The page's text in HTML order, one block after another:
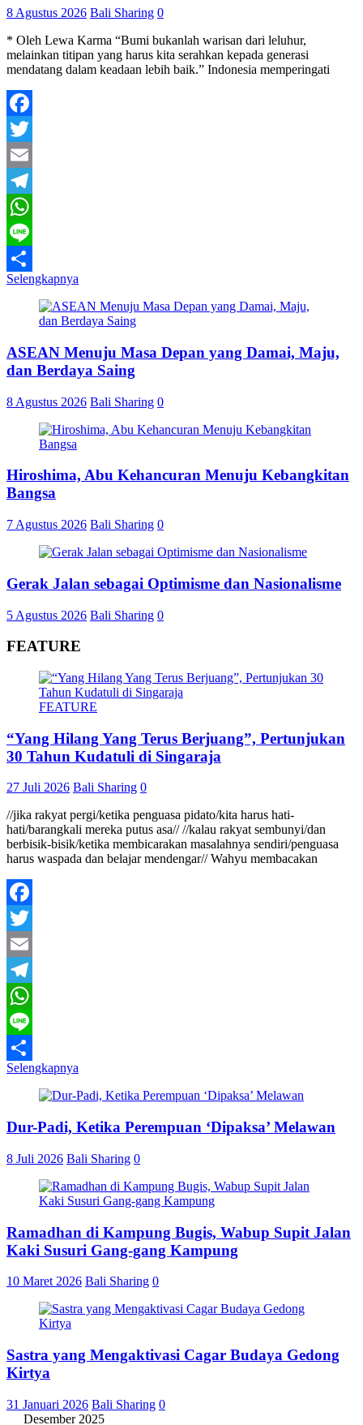
8 Agustus 2026 Bali Sharing 0
* Oleh Lewa Karma “Bumi bukanlah warisan dari leluhur,
melainkan titipan yang harus kita serahkan kepada generasi
mendatang dalam keadaan lebih baik.” Indonesia memperingati
Facebook
Twitter
Email
Telegram
WhatsApp
Line
Share
Selengkapnya
ASEAN Menuju Masa Depan yang Damai, Maju,
dan Berdaya Saing
8 Agustus 2026 Bali Sharing 0
Hiroshima, Abu Kehancuran Menuju Kebangkitan
Bangsa
7 Agustus 2026 Bali Sharing 0
Gerak Jalan sebagai Optimisme dan Nasionalisme
5 Agustus 2026 Bali Sharing 0
FEATURE
FEATURE
“Yang Hilang Yang Terus Berjuang”, Pertunjukan
30 Tahun Kudatuli di Singaraja
27 Juli 2026 Bali Sharing 0
//jika rakyat pergi/ketika penguasa pidato/kita harus hati-
hati/barangkali mereka putus asa// //kalau rakyat sembunyi/dan
berbisik-bisik/ketika membicarakan masalahnya sendiri/penguasa
harus waspada dan belajar mendengar// Wahyu membacakan
Facebook
Twitter
Email
Telegram
WhatsApp
Line
Share
Selengkapnya
Dur-Padi, Ketika Perempuan ‘Dipaksa’ Melawan
8 Juli 2026 Bali Sharing 0
Ramadhan di Kampung Bugis, Wabup Supit Jalan
Kaki Susuri Gang-gang Kampung
10 Maret 2026 Bali Sharing 0
Sastra yang Mengaktivasi Cagar Budaya Gedong
Kirtya
31 Januari 2026 Bali Sharing 0
Desember 2025